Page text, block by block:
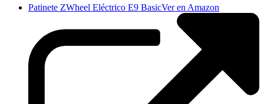
Patinete ZWheel Eléctrico E9 BasicVer en Amazon